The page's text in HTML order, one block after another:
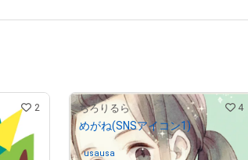
2 ちろりるら 4
めがね(SNSアイコン1)
usausa さんが保有中